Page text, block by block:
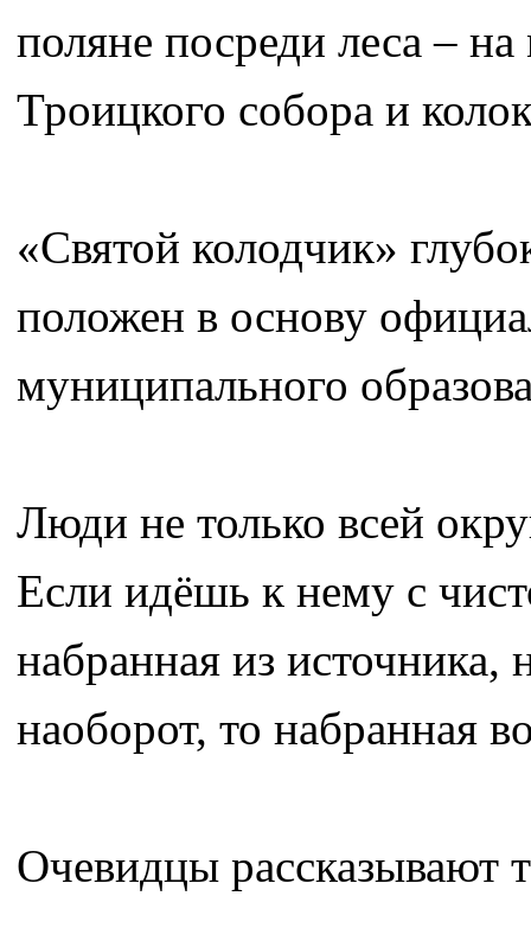
поляне посреди леса –
Троицкого собора и
«Святой колодчик»
положен в основу
муниципального
Люди не только всей
Если идёшь к нему с
набранная из источника,
наоборот, то набранная
Очевидцы рассказывают